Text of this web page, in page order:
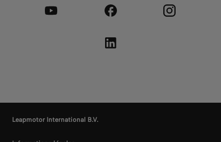
Leapmotor International B.V.